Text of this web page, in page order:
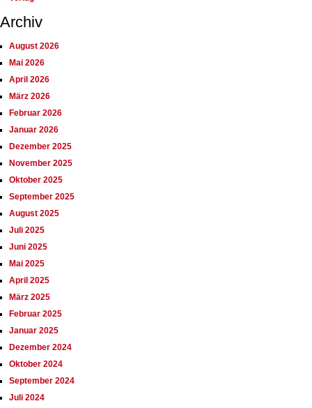
Archiv
August 2026
Mai 2026
April 2026
März 2026
Februar 2026
Januar 2026
Dezember 2025
November 2025
Oktober 2025
September 2025
August 2025
Juli 2025
Juni 2025
Mai 2025
April 2025
März 2025
Februar 2025
Januar 2025
Dezember 2024
Oktober 2024
September 2024
Juli 2024